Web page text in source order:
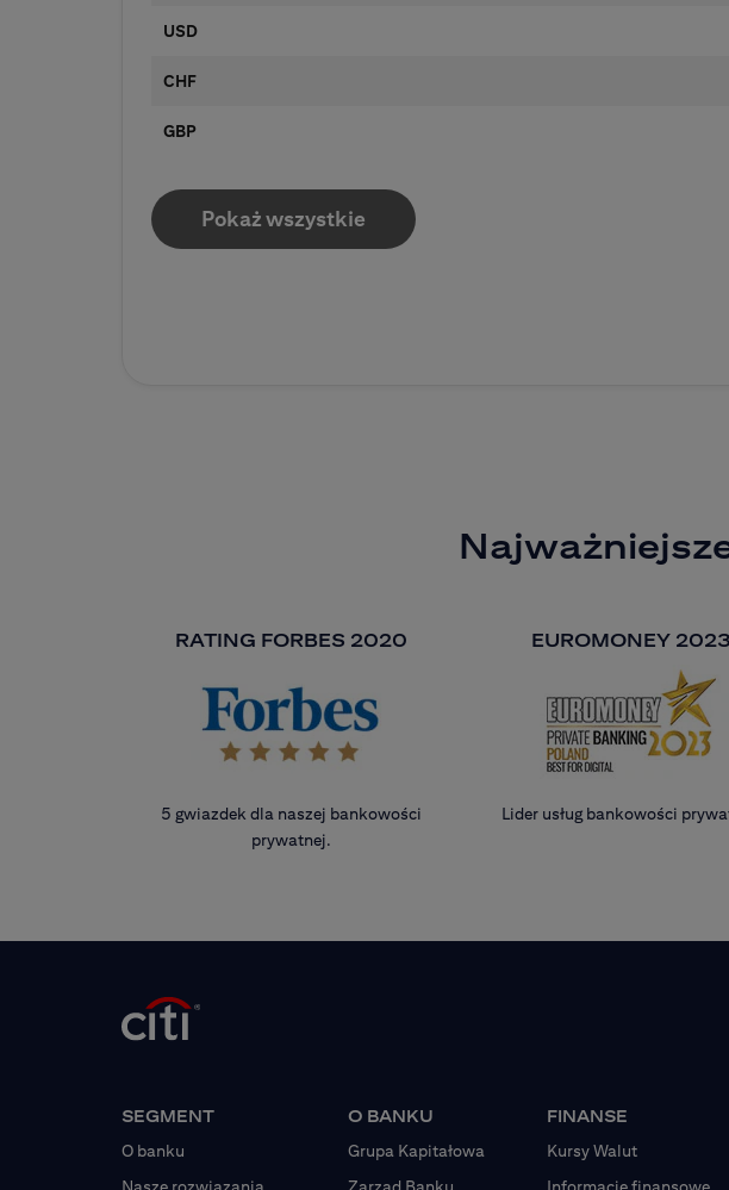
USD
CHF
GBP
Pokaż wszystkie
RATING FORBES 2020
5 gwiazdek dla naszej bankowości
prywatnej.
EUROMONEY 2023
Lider usług bankowości
SEGMENT
O banku
O BANKU
Grupa Kapitałowa
FINANSE
Kursy Walut